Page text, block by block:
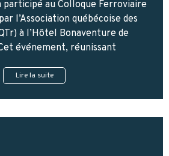
au Colloque Ferroviaire
l’Association québécoise des
à l’Hôtel Bonaventure de
événement, réunissant
Lire la suite